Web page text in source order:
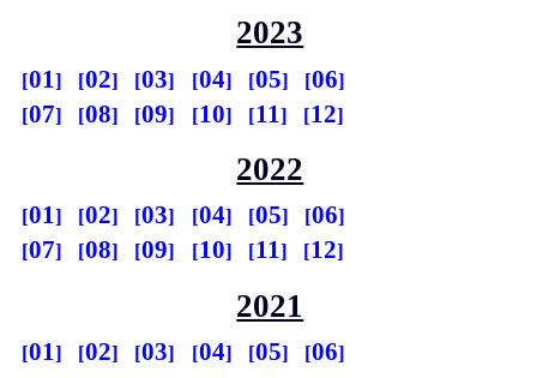
2023
01 02 03 04 05
06
07
08 09 10 11 12
2022
01 02 03 04 05
06
07
08 09 10 11 12
2021
01 02 03 04 05
06